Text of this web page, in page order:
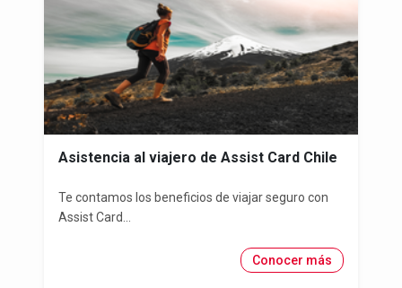
Asistencia al viajero de Assist Card Chile
Te contamos los beneficios de viajar seguro con
Assist Card...
Conocer más